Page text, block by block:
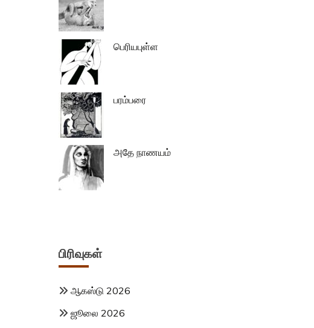
பெரியபுள்ள
பரம்பரை
அதே நாணயம்
பிரிவுகள்
ஆகஸ்டு 2026
ஜூலை 2026